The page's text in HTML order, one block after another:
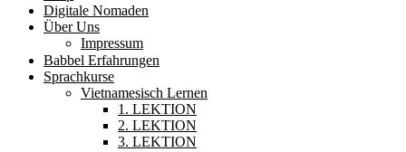
Digitale Nomaden
Über Uns
Impressum
Babbel Erfahrungen
Sprachkurse
Vietnamesisch Lernen
1. LEKTION
2. LEKTION
3. LEKTION